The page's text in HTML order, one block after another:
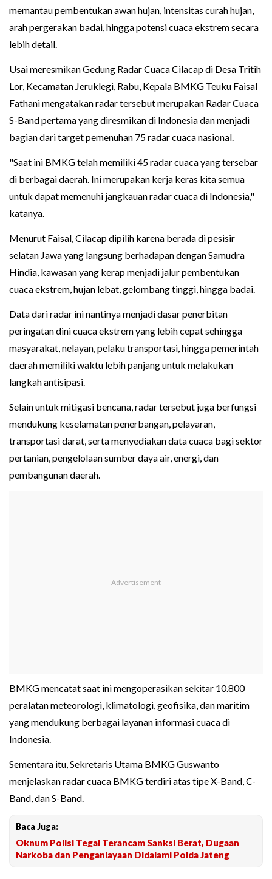
memantau pembentukan awan hujan, intensitas curah hujan,
arah pergerakan badai, hingga potensi cuaca ekstrem secara
lebih detail.
Usai meresmikan Gedung Radar Cuaca Cilacap di Desa Tritih
Lor, Kecamatan Jeruklegi, Rabu, Kepala BMKG Teuku Faisal
Fathani mengatakan radar tersebut merupakan Radar Cuaca
S-Band pertama yang diresmikan di Indonesia dan menjadi
bagian dari target pemenuhan 75 radar cuaca nasional.
"Saat ini BMKG telah memiliki 45 radar cuaca yang tersebar
di berbagai daerah. Ini merupakan kerja keras kita semua
untuk dapat memenuhi jangkauan radar cuaca di Indonesia,"
katanya.
Menurut Faisal, Cilacap dipilih karena berada di pesisir
selatan Jawa yang langsung berhadapan dengan Samudra
Hindia, kawasan yang kerap menjadi jalur pembentukan
cuaca ekstrem, hujan lebat, gelombang tinggi, hingga badai.
Data dari radar ini nantinya menjadi dasar penerbitan
peringatan dini cuaca ekstrem yang lebih cepat sehingga
masyarakat, nelayan, pelaku transportasi, hingga pemerintah
daerah memiliki waktu lebih panjang untuk melakukan
langkah antisipasi.
Selain untuk mitigasi bencana, radar tersebut juga berfungsi
mendukung keselamatan penerbangan, pelayaran,
transportasi darat, serta menyediakan data cuaca bagi sektor
pertanian, pengelolaan sumber daya air, energi, dan
pembangunan daerah.
BMKG mencatat saat ini mengoperasikan sekitar 10.800
peralatan meteorologi, klimatologi, geofisika, dan maritim
yang mendukung berbagai layanan informasi cuaca di
Indonesia.
Sementara itu, Sekretaris Utama BMKG Guswanto
menjelaskan radar cuaca BMKG terdiri atas tipe X-Band, C-
Band, dan S-Band.
Baca Juga:
Oknum Polisi Tegal Terancam Sanksi Berat, Dugaan
Narkoba dan Penganiayaan Didalami Polda Jateng